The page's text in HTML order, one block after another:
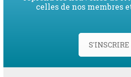
celles de nos membres
S'INSCRIRE